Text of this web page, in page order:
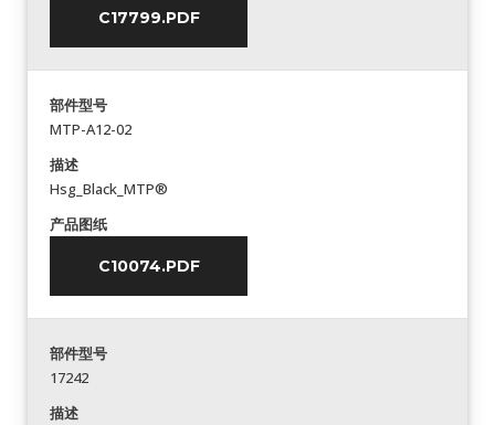
C17799.PDF
部件型号
MTP-A12-02
描述
Hsg_Black_MTP®
产品图纸
C10074.PDF
部件型号
17242
描述